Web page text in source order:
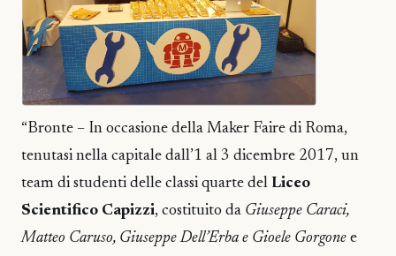
“Bronte – In occasione della Maker Faire di Roma,
tenutasi nella capitale dall’1 al 3 dicembre 2017, un
team di studenti delle classi quarte del Liceo
Scientifico Capizzi, costituito da Giuseppe Caraci,
Matteo Caruso, Giuseppe Dell’Erba e Gioele Gorgone e